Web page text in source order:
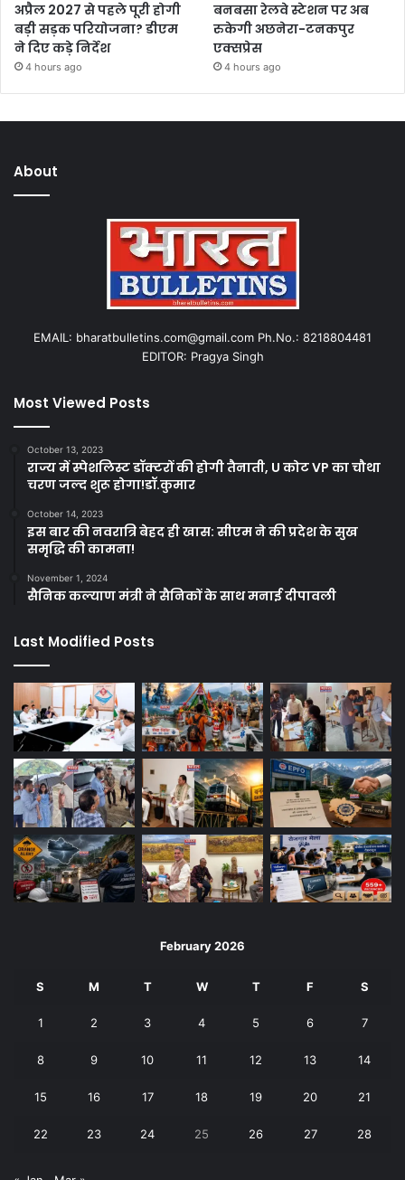
अप्रैल 2027 से पहले पूरी होगी
बड़ी सड़क परियोजना? डीएम
ने दिए कड़े निर्देश
4 hours ago
बनबसा रेलवे स्टेशन पर अब
रुकेगी अछनेरा-टनकपुर
एक्सप्रेस
4 hours ago
About
EMAIL: bharatbulletins.com@gmail.com Ph.No.: 8218804481
EDITOR: Pragya Singh
Most Viewed Posts
October 13, 2023
राज्य में स्पेशलिस्ट डॉक्टरों की होगी तैनाती, U कोट VP का चौथा
चरण जल्द शुरू होगा!डॉ.कुमार
October 14, 2023
इस बार की नवरात्रि बेहद ही खास: सीएम ने की प्रदेश के सुख
समृद्धि की कामना!
November 1, 2024
सैनिक कल्याण मंत्री ने सैनिकों के साथ मनाई दीपावली
Last Modified Posts
February 2026
S M T W T F S
1 2 3 4 5 6 7
8 9 10 11 12 13 14
15 16 17 18 19 20 21
22 23 24 25 26 27 28